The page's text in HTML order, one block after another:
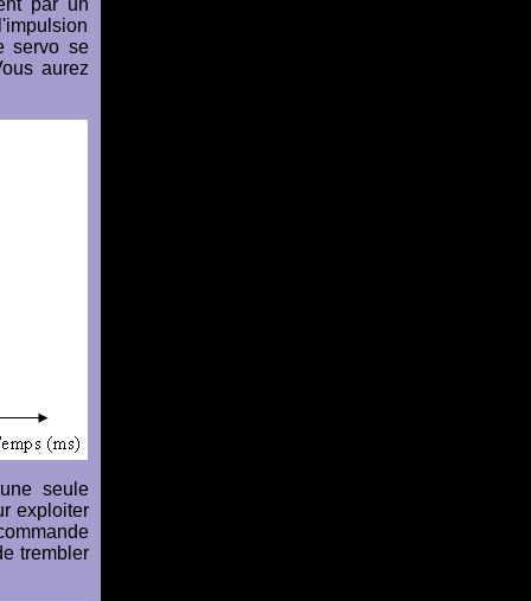
servo se
aurez
seule
exploiter
trembler